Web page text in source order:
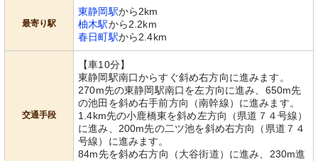
最寄り駅
東静岡駅から2km
柚木駅から2.2km
春日町駅から2.4km
交通手段
【車10分】
東静岡駅南口からすぐ斜め右方向に進みます。
270m先の東静岡駅南口を左方向に進み、650m先
の池田を斜め右手前方向（南幹線）に進みます。
1.4km先の小鹿橋東を斜め左方向（県道７４号線）
に進み、200m先の二ツ池を斜め右方向（県道７４
号線）に進みます。
84m先を斜め右方向（大谷街道）に進み、230m進